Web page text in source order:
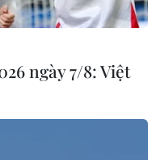
ngày 7/8: Việt